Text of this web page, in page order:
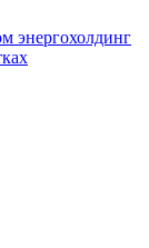
энергохолдинг